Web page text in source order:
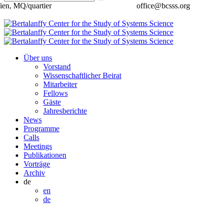
office@bcsss.org
MQ/quartier
Über uns
Vorstand
Wissenschaftlicher Beirat
Mitarbeiter
Fellows
Gäste
Jahresberichte
News
Programme
Calls
Meetings
Publikationen
Vorträge
Archiv
de
en
de